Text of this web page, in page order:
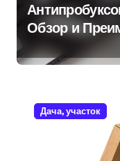
Обзор и
Дача, участок